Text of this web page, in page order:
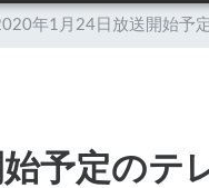
年1月24日放送開始予
予定のテ